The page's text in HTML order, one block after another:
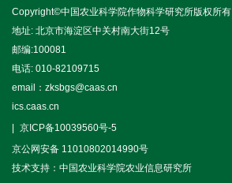
Copyright©中国农业科学院作物科学研究所版权所有
地址: 北京市海淀区中关村南大街12号
邮编:100081
电话: 010-82109715
email：zksbgs@caas.cn
ics.caas.cn
京ICP备10039560号-5
京公网安备 11010802014990号
技术支持：中国农业科学院农业信息研究所